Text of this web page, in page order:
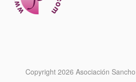
Copyright 2026 Asociación